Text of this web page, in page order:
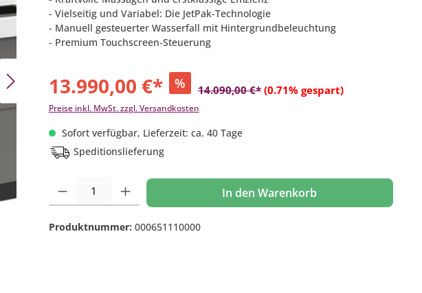
- Vielseitig und Variabel: Die JetPak-Technologie
- Manuell gesteuerter Wasserfall mit Hintergrundbeleuchtung
- Premium Touchscreen-Steuerung
13.990,00 €* % 14.090,00 €* (0.71% gespart)
Preise inkl. MwSt. zzgl. Versandkosten
Sofort verfügbar, Lieferzeit: ca. 40 Tage
Speditionslieferung
Produkt Anzahl: Gib den gewünschten Wert ein oder benutze die Schaltflächen um die
In den Warenkorb
Produktnummer: 000651110000